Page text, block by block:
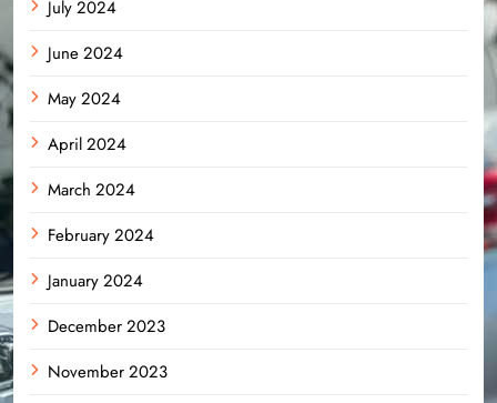
July 2024
June 2024
May 2024
April 2024
March 2024
February 2024
January 2024
December 2023
November 2023